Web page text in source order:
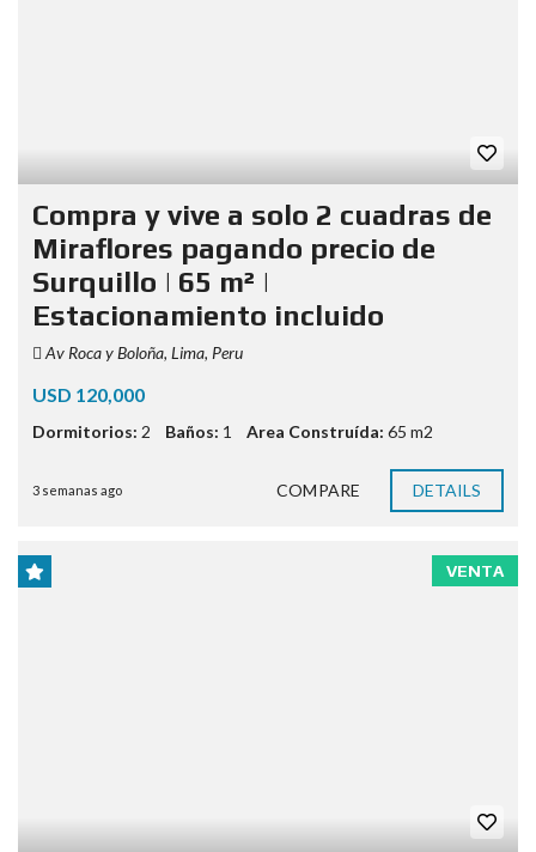
Compra y vive a solo 2 cuadras de
Miraflores pagando precio de
Surquillo | 65 m² |
Estacionamiento incluido
Av Roca y Boloña, Lima, Peru
USD 120,000
Dormitorios: 2 Baños: 1 Area Construída: 65 m2
3 semanas ago COMPARE DETAILS
VENTA